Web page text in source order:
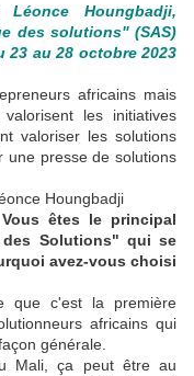
Houngbadji,
des solutions" (SAS)
au 28 octobre 2023
africains mais
les initiatives
valoriser les solutions
une presse de solutions
Houngbadji
êtes le principal
des Solutions" qui se
avez-vous choisi
que c'est la première
africains qui
générale.
Mali, ça peut être au